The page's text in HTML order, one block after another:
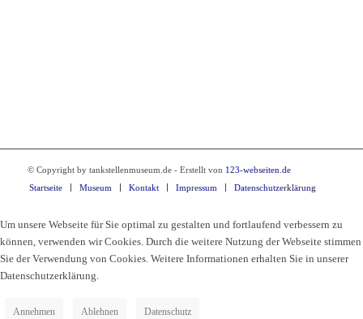
© Copyright by tankstellenmuseum.de - Erstellt von 123-webseiten.de
Startseite
Museum Kontakt Impressum Datenschutzerklärung
Um unsere Webseite für Sie optimal zu gestalten und fortlaufend verbessern zu
können, verwenden wir Cookies. Durch die weitere Nutzung der Webseite stimmen
Sie der Verwendung von Cookies. Weitere Informationen erhalten Sie in unserer
Datenschutzerklärung.
Annehmen Ablehnen Datenschutz